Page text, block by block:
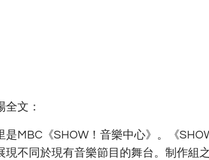
全文：
是MBC《SHOW！音樂中心》。《
現不同於現有音樂節目的舞台。制作組